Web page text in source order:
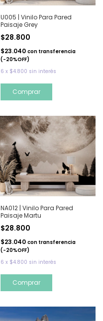
U005 | Vinilo Para Pared
Paisaje Grey
$28.800
$23.040 con transferencia
(-20%OFF)
6 x $4.800 sin interés
NA012 | Vinilo Para Pared
Paisaje Martu
$28.800
$23.040 con transferencia
(-20%OFF)
6 x $4.800 sin interés